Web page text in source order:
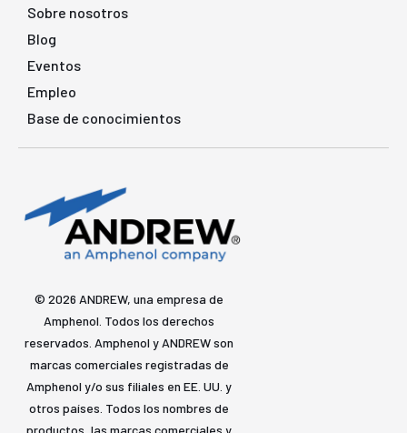
Sobre nosotros
Blog
Eventos
Empleo
Base de conocimientos
© 2026 ANDREW, una empresa de
Amphenol. Todos los derechos
reservados. Amphenol y ANDREW son
marcas comerciales registradas de
Amphenol y/o sus filiales en EE. UU. y
otros países. Todos los nombres de